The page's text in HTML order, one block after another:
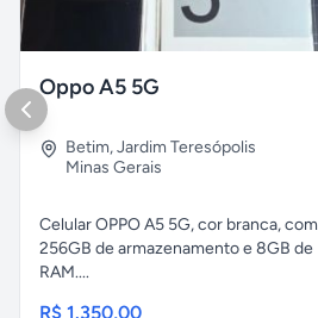
Oppo A5 5G
Betim,Jardim Teresópolis
Minas Gerais
Celular OPPO A5 5G, cor branca, com
256GB de armazenamento e 8GB de
RAM....
R$ 1.350,00